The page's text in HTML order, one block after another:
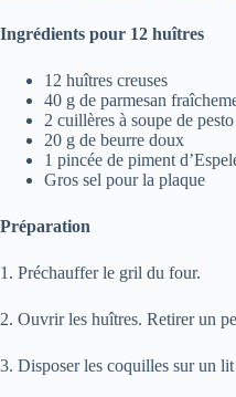
Ingrédients pour 12 huîtres
12 huîtres creuses
40 g de parmesan
2 cuillères à soupe de
20 g de beurre doux
1 pincée de piment
Gros sel pour la plaque
Préparation
1. Préchauffer le gril du four.
2. Ouvrir les huîtres. Retirer un
3. Disposer les coquilles sur un